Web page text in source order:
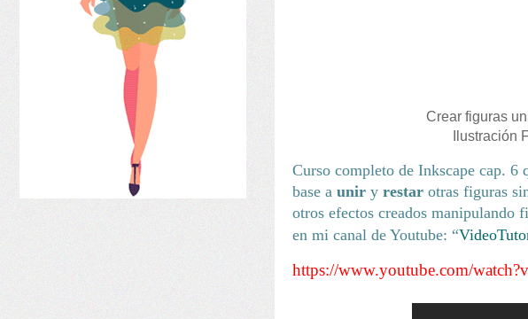
Crear figuras
Ilustración
Curso completo de Inkscape cap. 6
base a unir y restar otras figuras
otros efectos creados manipulando
en mi canal de Youtube: “
https://www.youtube.com/